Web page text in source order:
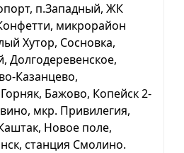
п.Западный, ЖК
микрорайон
Хутор, Сосновка,
Долгодеревенское,
Казанцево,
Бажово, Копейск 2-
мкр. Привилегия,
Новое поле,
станция Смолино.